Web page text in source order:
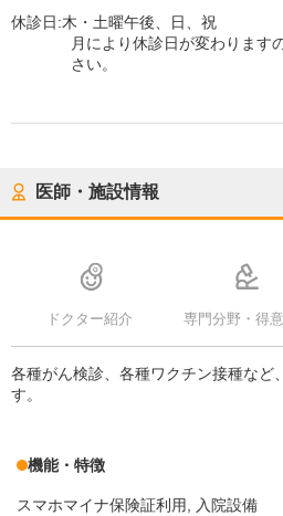
休診日:木・土曜午後、日、祝
月により休診日が変わります
さい。
医師・施設情報
ドクター紹介 専門分野・得
各種がん検診、各種ワクチン接種など
す。
機能・特徴
スマホマイナ保険証利用 入院設備